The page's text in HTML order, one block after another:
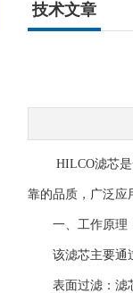
技术文章
HILCO滤芯是一
靠的品质，广泛应
一、工作原理
该滤芯主要通过
表面过滤：滤芯